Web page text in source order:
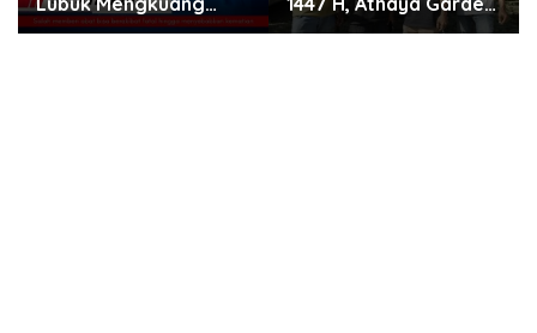
Diduga Berikan Obat
Kurban 7 Sapi